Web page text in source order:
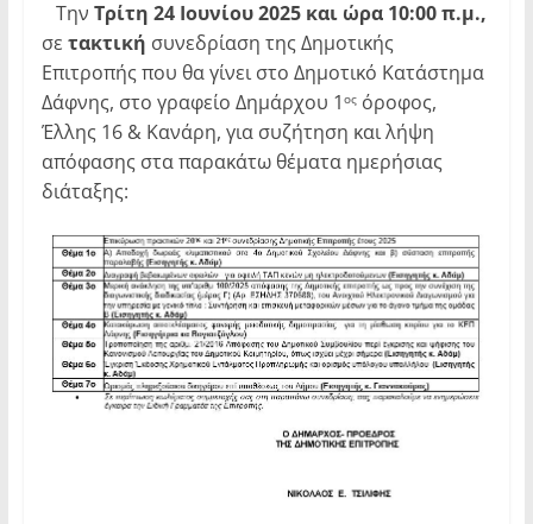
Την Τρίτη 24 Ιουνίου 2025 και ώρα 10:00 π.μ.,
σε τακτική συνεδρίαση της Δημοτικής
Επιτροπής που θα γίνει στο Δημοτικό Κατάστημα
Δάφνης, στο γραφείο Δημάρχου 1 οςόροφος,
Έλλης 16 & Κανάρη, για συζήτηση και λήψη
απόφασης στα παρακάτω θέματα ημερήσιας
διάταξης: